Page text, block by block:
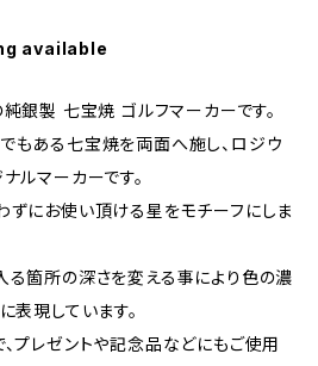
available
銀製 七宝焼 ゴルフマーカーです。
もある七宝焼を両面へ施し、ロジウ
ルマーカーです。
ずにお使い頂ける星をモチーフにしま
る箇所の深さを変える事により色の濃
表現しています。
プレゼントや記念品などにもご使用